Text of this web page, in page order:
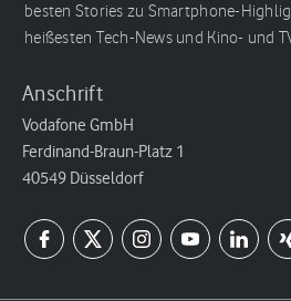
besten Stories zu Smartphone-
heißesten Tech-News und Kino- und
Anschrift
Vodafone GmbH
Ferdinand-Braun-Platz 1
40549 Düsseldorf